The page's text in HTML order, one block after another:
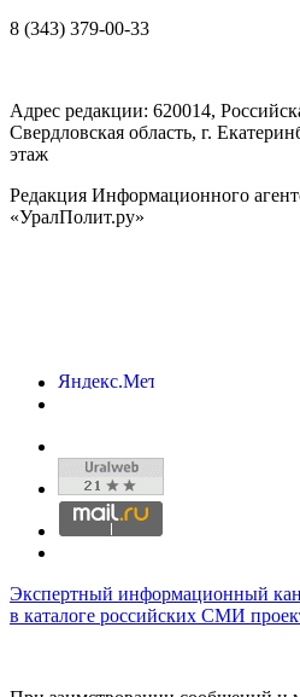
8 (343) 379-00-33
Адрес редакции: 620014,
Свердловская область, г.
этаж
Редакция Информационного
«УралПолит.ру»
Экспертный информационный
в каталоге российских СМИ